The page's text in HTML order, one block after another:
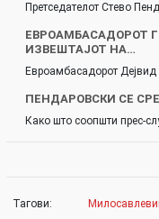
Претседателот Стево
ЕВРОАМБАСАДОРОТ
ИЗВЕШТАЈОТ НА…
Евроамбасадорот Дејвид
ПЕНДАРОВСКИ СЕ
Како што соопшти прес-
Тагови: